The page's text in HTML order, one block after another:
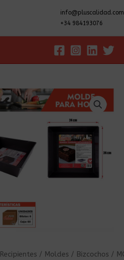
info@pluscalidad.com
+34 984193076
Recipientes / Moldes / Bizcochos /